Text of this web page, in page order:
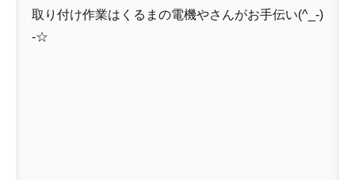
取り付け作業はくるまの電機やさんがお手伝い(^_-)
-☆